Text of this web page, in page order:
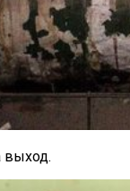
выход.